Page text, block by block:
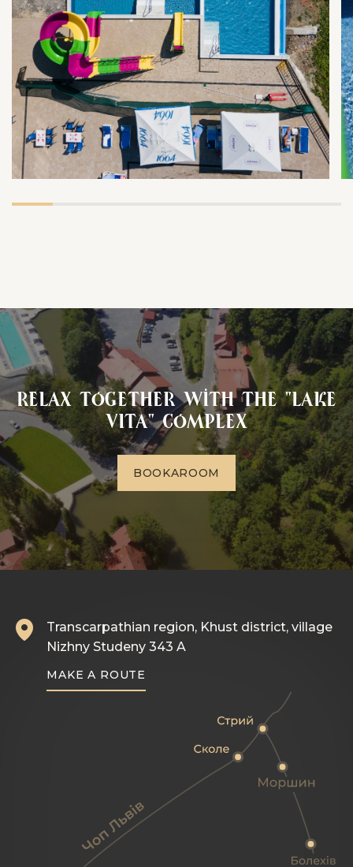
Relax together with the "Lake
VITA" complex
BOOKAROOM
Transcarpathian region, Khust district, village
Nizhny Studeny 343 A
MAKE A ROUTE